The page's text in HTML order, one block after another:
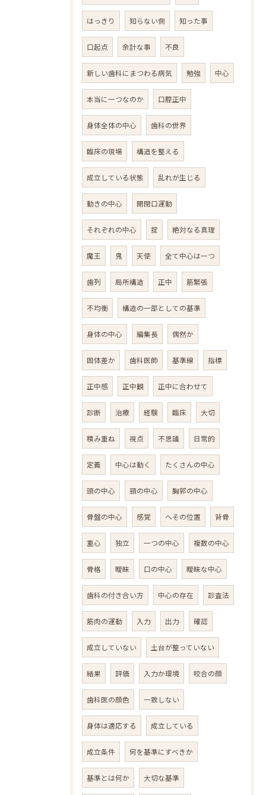
はっきり 知らない側 知った事
口起点 余計な事 不良
新しい歯科にまつわる病気 勉強 中心
本当に一つなのか 口腔正中
身体全体の中心 歯科の世界
臨床の現場 構造を整える
成立している状態 乱れが生じる
動きの中心 開閉口運動
それぞれの中心 掟 絶対なる真理
魔王 鬼 天使 全て中心は一つ
歯列 局所構造 正中 筋緊張
不均衡 構造の一部としての基準
身体の中心 編集長 偶然か
固体差か 歯科医師 基準線 指標
正中感 正中観 正中に合わせて
診断 治療 経験 臨床 大切
積み重ね 視点 不思議 日常的
定義 中心は動く たくさんの中心
頭の中心 頸の中心 胸郭の中心
骨盤の中心 感覚 へその位置 背骨
重心 独立 一つの中心 複数の中心
骨格 曖昧 口の中心 曖昧な中心
歯科の付き合い方 中心の存在 診査法
筋肉の運動 入力 出力 確認
成立していない 土台が整っていない
結果 評価 入力か環境 咬合の顔
歯科医の顔色 一致しない
身体は適応する 成立している
成立条件 何を基準にすべきか
基準とは何か 大切な基準